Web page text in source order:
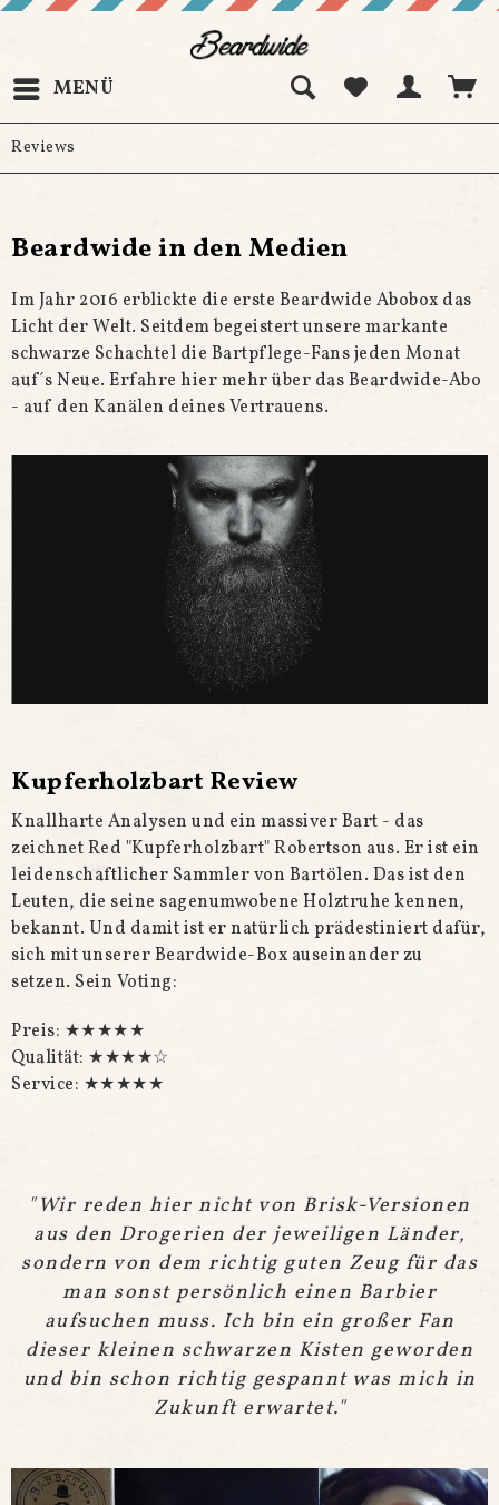
MENÜ
Reviews
Beardwide in den Medien
Im Jahr 2016 erblickte die erste Beardwide Abobox das
Licht der Welt. Seitdem begeistert unsere markante
schwarze Schachtel die Bartpflege-Fans jeden Monat
auf´s Neue. Erfahre hier mehr über das Beardwide-Abo
- auf den Kanälen deines Vertrauens.
Kupferholzbart Review
Knallharte Analysen und ein massiver Bart - das
zeichnet Red "Kupferholzbart" Robertson aus. Er ist ein
leidenschaftlicher Sammler von Bartölen. Das ist den
Leuten, die seine sagenumwobene Holztruhe kennen,
bekannt. Und damit ist er natürlich prädestiniert dafür,
sich mit unserer Beardwide-Box auseinander zu
setzen. Sein Voting:
Preis: ★★★★★
Qualität: ★★★★☆
Service: ★★★★★
"Wir reden hier nicht von Brisk-Versionen
aus den Drogerien der jeweiligen Länder,
sondern von dem richtig guten Zeug für das
man sonst persönlich einen Barbier
aufsuchen muss. Ich bin ein großer Fan
dieser kleinen schwarzen Kisten geworden
und bin schon richtig gespannt was mich in
Zukunft erwartet."